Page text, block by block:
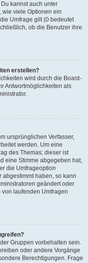
kannst auch unter
wie viele Optionen ein
Umfrage gilt (0 bedeutet
ob die Benutzer ihre
erstellen?
wird durch die Board-
Antwortmöglichkeiten als
ursprünglichen Verfasser,
werden. Um eine
des Themas; dieser ist
eine Stimme abgegeben hat,
die Umfrageoption
haben, so kann
geändert oder
laufenden Umfragen
Gruppen vorbehalten sein.
oder andere Vorgänge
Berechtigungen. Frage